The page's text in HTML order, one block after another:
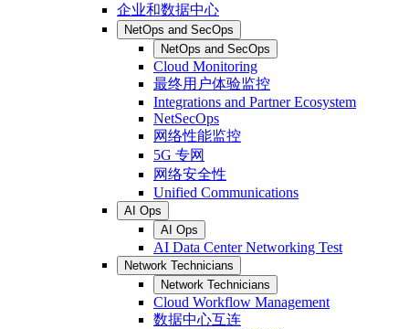
企业和数据中心
NetOps and SecOps
NetOps and SecOps
Cloud Monitoring
最终用户体验监控
Integrations and Partner Ecosystem
NetSecOps
网络性能监控
5G 专网
网络安全性
Unified Communications
AI Ops
AI Ops
AI Data Center Networking Test
Network Technicians
Network Technicians
Cloud Workflow Management
数据中心互连